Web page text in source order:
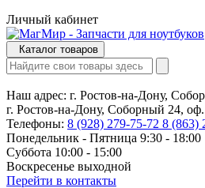
Личный кабинет
Каталог товаров
Наш адрес: г. Ростов-на-Дону,
г. Ростов-на-Дону, Соборный 24,
Телефоны: 8 (928) 279-75-72 8 (863)
Понедельник - Пятница 9:30 - 18:00
Суббота 10:00 - 15:00
Воскресенье выходной
Перейти в контакты